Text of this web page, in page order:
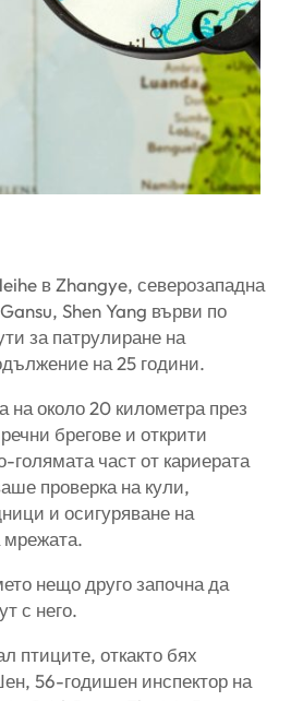
в Zhangye, северозападна
Shen Yang върви по
за патрулиране на
на 25 години.
на около 20 километра през
брегове и открити
голямата част от кариерата
проверка на кули,
и осигуряване на
мрежата.
нещо друго започна да
с него.
птиците, откакто бях
56-годишен инспектор на